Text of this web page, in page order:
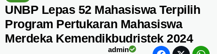
UNBP Lepas 52 Mahasiswa Terpilih
Program Pertukaran Mahasiswa
Merdeka Kemendikbudristek 2024
admin